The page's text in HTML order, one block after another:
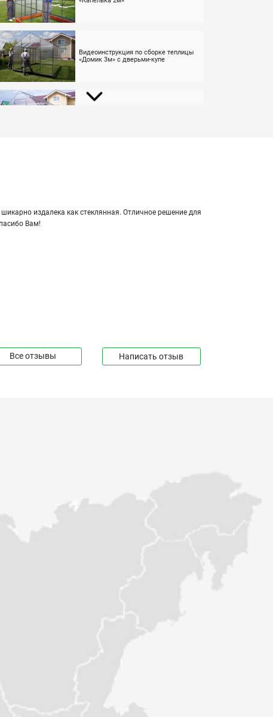
Видеоинструкция по сборке теплицы
«Домик 3м» с дверьми-купе
Видеоинструкция по сборке теплицы
из­да­ле­ка как стек­лян­ная. От­лич­ное ре­ше­ние для
Вам!
Написать отзыв
Все отзывы